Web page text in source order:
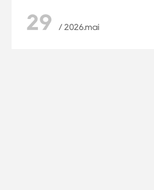
29 / 2026.mai